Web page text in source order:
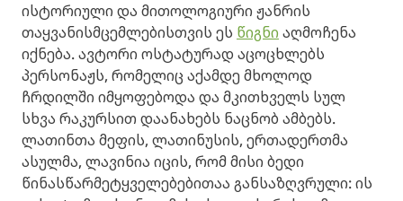
ისტორიული და მითოლოგიური ჟანრის
თაყვანისმცემლებისთვის ეს წიგნი აღმოჩენა
იქნება. ავტორი ოსტატურად აცოცხლებს
პერსონაჟს, რომელიც აქამდე მხოლოდ
ჩრდილში იმყოფებოდა და მკითხველს სულ
სხვა რაკურსით დაანახებს ნაცნობ ამბებს.
ლათინთა მეფის, ლათინუსის, ერთადერთმა
ასულმა, ლავინია იცის, რომ მისი ბედი
წინასწარმეტყველებებითაა განსაზღვრული: ის